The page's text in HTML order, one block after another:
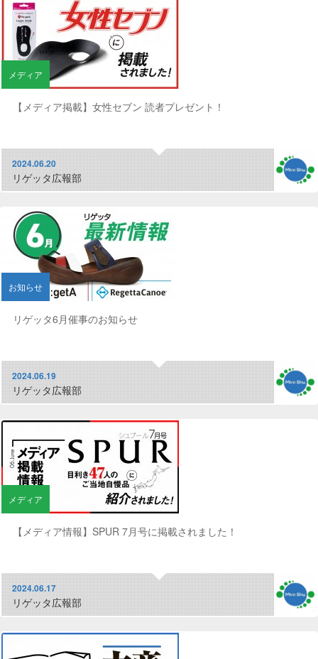
メディア
【メディア掲載】女性セブン 読者プレゼント！
2024.06.20
リゲッタ広報部
お知らせ
リゲッタ6月催事のお知らせ
2024.06.19
リゲッタ広報部
メディア
【メディア情報】SPUR 7月号に掲載されました！
2024.06.17
リゲッタ広報部